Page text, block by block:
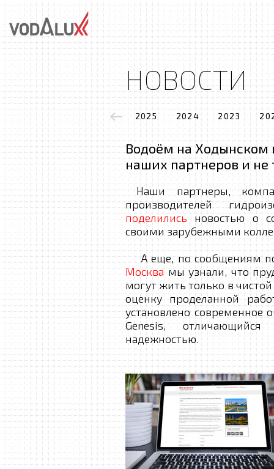
НОВОСТИ
2025 2024 2023
Водоём на Ходынском
наших партнеров и не
Наши партнеры,
производителей
поделилисьновостью о
своими зарубежными
А еще, по сообщениям
Москвамы узнали, что
могут жить только в
оценку проделанной
установлено
Genesis,
надежностью.